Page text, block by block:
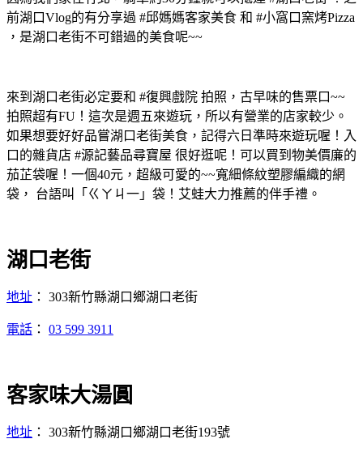
前湖口Vlog的有分享過 #邱媽媽客家美食 和 #小窩口窯烤Pizza
，是湖口老街不可錯過的美食呢~~
來到湖口老街必定要和 #復興戲院 拍照，古早味的售票口~~
拍照超有FU！這次是週五來遊玩，所以有營業的店家較少。
如果想要好好品嘗湖口老街美食，記得六日準時來遊玩喔！入
口的雜貨店 #源記藝品尋寶屋 很好逛呢！可以買到物美價廉的
茄芷袋喔！一個40元，超級可愛的~~寬細條紋塑膠編織的網
袋， 台語叫「ㄍㄚㄐ一」袋！艾蛙大力推薦的伴手禮。
湖口老街
地址 ： 303新竹縣湖口鄉湖口老街
電話 ： 03 599 3911
客家味大湯圓
地址 ： 303新竹縣湖口鄉湖口老街193號